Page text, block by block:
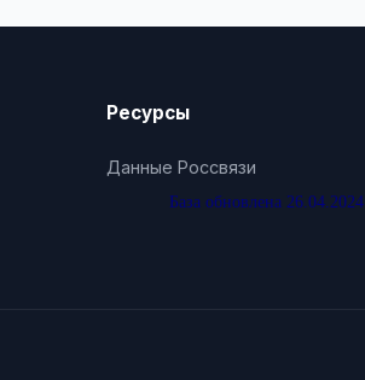
Ресурсы
Данные Россвязи
База обновлена 26.04.2024